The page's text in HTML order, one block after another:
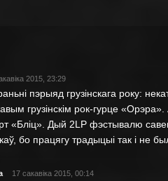
2015, 23:29
пэрыяд грузінскага року:
грузінскім рок-гурце
«Бліц». Дый 2LP фэстывалю
бо працягу традыцыі так і не
17 сакавіка 2015, 00:14